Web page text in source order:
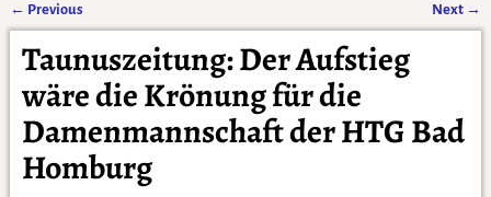
Artikelnavigation
← Previous Next →
Taunuszeitung: Der Aufstieg
wäre die Krönung für die
Damenmannschaft der HTG Bad
Homburg